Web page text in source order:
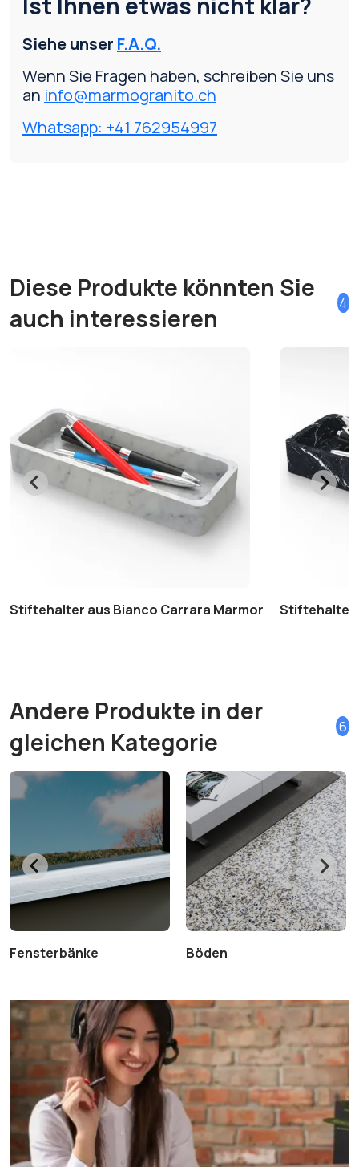
Siehe unser F.A.Q.
Wenn Sie Fragen haben, schreiben Sie uns
an info@marmogranito.ch
Whatsapp: +41 762954997
Diese Produkte könnten Sie
auch interessieren
4
Stiftehalter aus Bianco Carrara Marmor Stiftehalter
Andere Produkte in der
gleichen Kategorie
6
Fensterbänke Böden